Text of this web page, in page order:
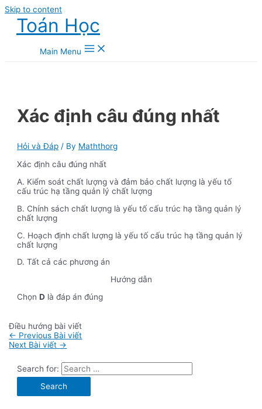
Skip to content
Toán Học
Main Menu
Xác định câu đúng nhất
Hỏi và Đáp / By Maththorg
Xác định câu đúng nhất
A. Kiểm soát chất lượng và đảm bảo chất lượng là yếu tố
cấu trúc hạ tầng quản lý chất lượng
B. Chính sách chất lượng là yếu tố cấu trúc hạ tầng quản lý
chất lượng
C. Hoạch định chất lượng là yếu tố cấu trúc hạ tầng quản lý
chất lượng
D. Tất cả các phương án
Hướng dẫn
ChọnD là đáp án đúng
Điều hướng bài viết
← Previous Bài viết
Next Bài viết →
Search for: